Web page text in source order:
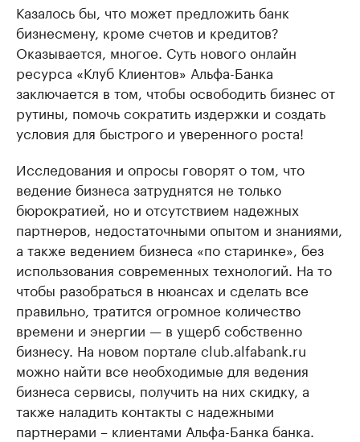
Казалось бы, что может предложить банк
бизнесмену, кроме счетов и кредитов?
Оказывается, многое. Суть нового онлайн
ресурса «Клуб Клиентов» Альфа-Банка
заключается в том, чтобы освободить бизнес от
рутины, помочь сократить издержки и создать
условия для быстрого и уверенного роста!
Исследования и опросы говорят о том, что
ведение бизнеса затруднятся не только
бюрократией, но и отсутствием надежных
партнеров, недостаточными опытом и знаниями,
а также ведением бизнеса «по старинке», без
использования современных технологий. На то
чтобы разобраться в нюансах и сделать все
правильно, тратится огромное количество
времени и энергии — в ущерб собственно
бизнесу. На новом портале club.alfabank.ru
можно найти все необходимые для ведения
бизнеса сервисы, получить на них скидку, а
также наладить контакты с надежными
партнерами – клиентами Альфа-Банка банка.